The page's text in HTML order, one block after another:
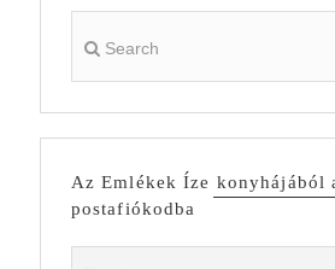
Az Emlékek Íze konyhájából
postafiókodba